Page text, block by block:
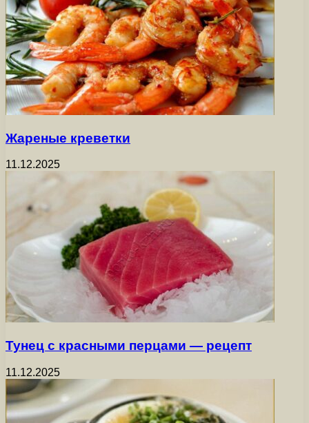
Жареные креветки
11.12.2025
Тунец с красными перцами — рецепт
11.12.2025